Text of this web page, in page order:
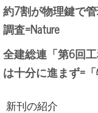
約7割が物理鍵で
調査=Nature
全建総連「第6回
は十分に進まず=
新刊の紹介